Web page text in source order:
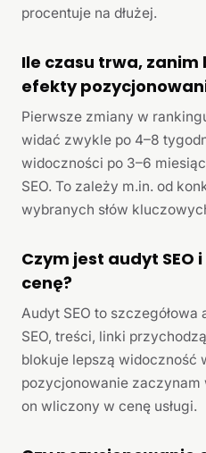
procentuje na dłużej.
Ile czasu trwa,
efekty
Pierwsze zmiany w
widać zwykle po 4–8
widoczności po 3–6
SEO. To zależy m.in. od
wybranych słów
Czym jest audyt SEO
cenę?
Audyt SEO to
SEO, treści, linki
blokuje lepszą widoczność
pozycjonowanie zaczynam
on wliczony w cenę usługi.